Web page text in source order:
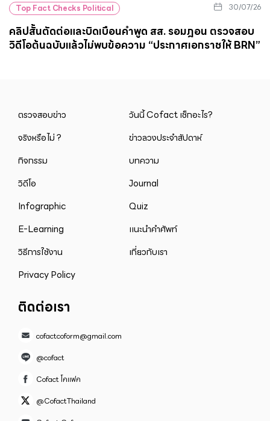
Top Fact Checks Political 30/07/26
คลิปสั้นตัดต่อและบิดเบือนคำพูด สส. รอมฎอน ตรวจสอบ
วิดีโอต้นฉบับแล้วไม่พบข้อความ “ประกาศเอกราชให้ BRN”
ตรวจสอบข่าว
วันนี้ Cofact เช็กอะไร?
จริงหรือไม่ ?
ข่าวลวงประจำสัปดาห์
กิจกรรม
บทความ
วิดีโอ
Journal
Infographic
Quiz
E-Learning
แนะนำคำศัพท์
วิธีการใช้งาน
เกี่ยวกับเรา
Privacy Policy
ติดต่อเรา
cofactcoform@gmail.com
@cofact
Cofact โคแฟค
@CofactThailand